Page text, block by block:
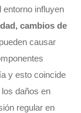
influyen
cambios de
pueden causar
y esto coincide
daños en
regular en